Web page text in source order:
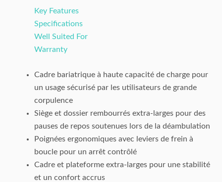
Key Features
Specifications
Well Suited For
Warranty
Cadre bariatrique à haute capacité de charge pour
un usage sécurisé par les utilisateurs de grande
corpulence
Siège et dossier rembourrés extra-larges pour des
pauses de repos soutenues lors de la déambulation
Poignées ergonomiques avec leviers de frein à
boucle pour un arrêt contrôlé
Cadre et plateforme extra-larges pour une stabilité
et un confort accrus